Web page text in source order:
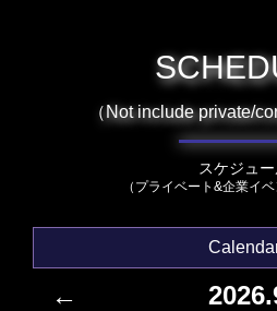
（Not include private/
スケジュ
（プライベート&企業イ
←